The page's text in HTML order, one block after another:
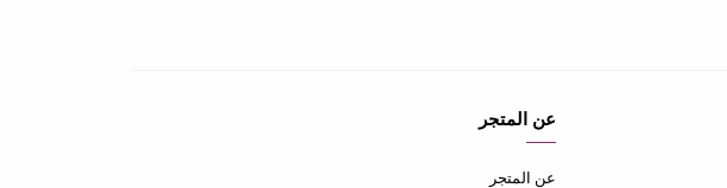
عن المتجر
عن المتجر